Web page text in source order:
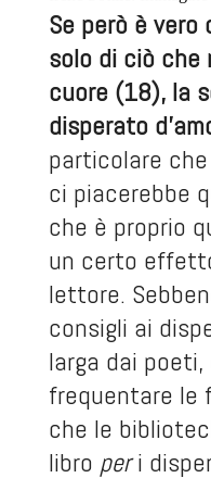
Se però è
solo di ciò che
cuore (18), la
disperato
particolare
ci piacerebbe
che è proprio
un certo
lettore.
consigli ai
larga dai
frequentare le
che le
libro peri